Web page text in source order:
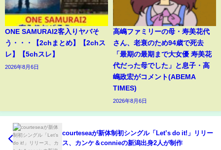
ONE SAMURAI2客入りヤバそ
う・・・【2chまとめ】【2chス
レ】【5chスレ】
2026年8月6日
高嶋ファミリーの母・寿美花代
さん、老衰のため94歳で死去
「最期の最期まで大女優 寿美花
代だった母でした」と息子・高
嶋政宏がコメント(ABEMA
TIMES)
2026年8月6日
courteseaが新体制初シングル「Let’s do it!」リリー
ス、カンケ＆connieの新潟出身2人が制作